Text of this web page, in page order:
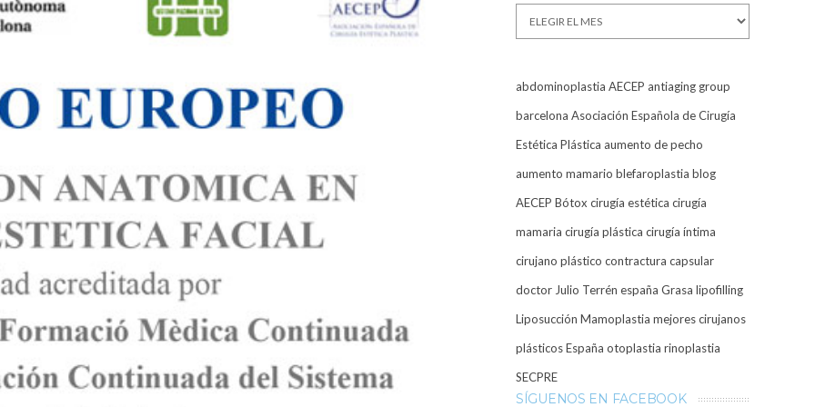
Archivos
abdominoplastia AECEP antiaging group
barcelona Asociación Española de Cirugía
Estética Plástica aumento de pecho
aumento mamario blefaroplastia blog
AECEP Bótox cirugía estética cirugía
mamaria cirugía plástica cirugía íntima
cirujano plástico contractura capsular
doctor Julio Terrén españa Grasa lipofilling
Liposucción Mamoplastia mejores cirujanos
plásticos España otoplastia rinoplastia
SECPRE
SÍGUENOS EN FACEBOOK